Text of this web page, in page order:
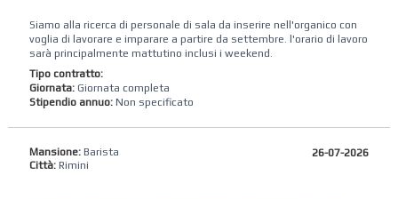
Siamo alla ricerca di personale di sala da inserire nell'organico con
voglia di lavorare e imparare a partire da settembre. l'orario di lavoro
sarà principalmente mattutino inclusi i weekend.
Tipo contratto:
Giornata: Giornata completa
Stipendio annuo: Non specificato
Mansione:Barista
Città:Rimini
26-07-2026